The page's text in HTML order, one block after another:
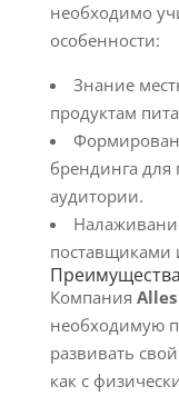
необходимо
особенности:
Знание
продуктам
брендинга
аудитории.
поставщиками
Компания
необходимую
развивать
как с